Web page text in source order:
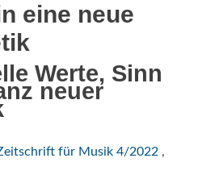
eine neue
Werte, Sinn
neuer
für Musik 4/2022 ,